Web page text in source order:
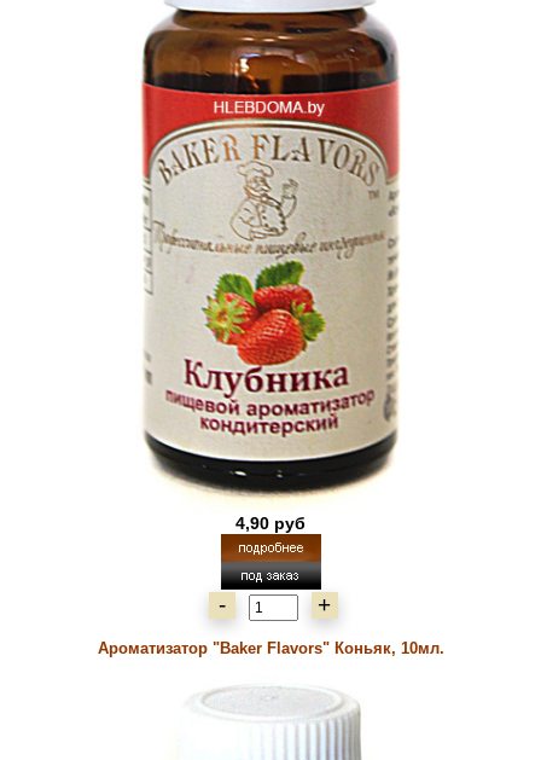
4,90 руб
- +
Ароматизатор "Baker Flavors" Коньяк, 10мл.